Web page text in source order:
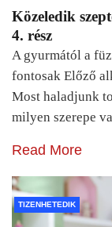
Közeledik
4. rész
A gyurmától a
fontosak Előző
Most haladjunk
milyen szerepe
Read More
TIZENHETEDIK